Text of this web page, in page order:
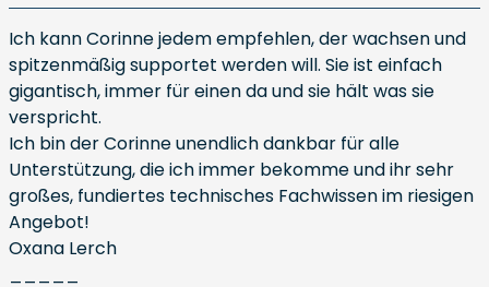
Ich kann Corinne jedem empfehlen, der wachsen und
spitzenmäßig supportet werden will. Sie ist einfach
gigantisch, immer für einen da und sie hält was sie
verspricht.
Ich bin der Corinne unendlich dankbar für alle
Unterstützung, die ich immer bekomme und ihr sehr
großes, fundiertes technisches Fachwissen im riesigen
Angebot!
Oxana Lerch